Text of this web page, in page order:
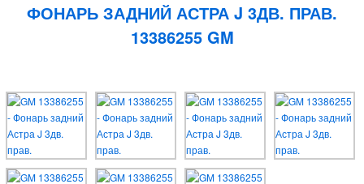
ФОНАРЬ ЗАДНИЙ АСТРА J 3ДВ. ПРАВ.
13386255 GM